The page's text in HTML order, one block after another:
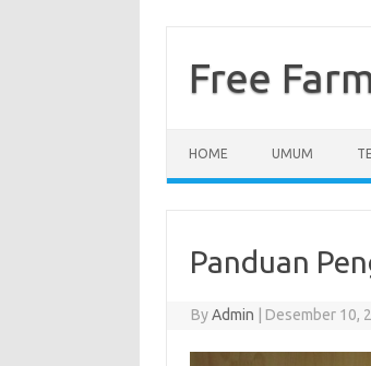
contentFree
HOME UMUM
Panduan
ByAdmin Desember 10,